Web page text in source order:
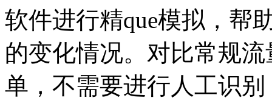
软件进行精que模拟，帮
的变化情况。对比常规
单，不需要进行人工识